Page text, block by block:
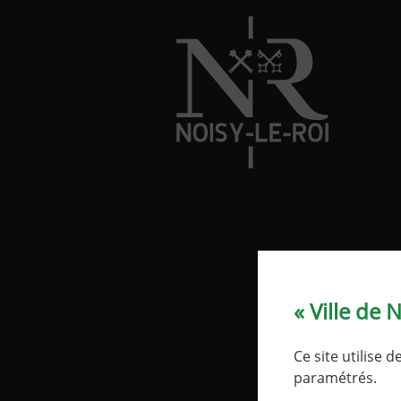
« Ville de
Ce site utilise
paramétrés.